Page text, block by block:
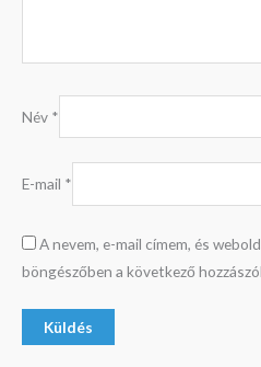
Név *
E-mail *
A nevem, e-mail címem, és
böngészőben a következő